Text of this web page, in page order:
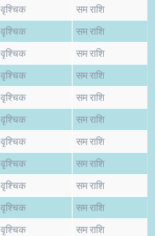
वृश्चिक सम राशि
वृश्चिक सम राशि
वृश्चिक सम राशि
वृश्चिक सम राशि
वृश्चिक सम राशि
वृश्चिक सम राशि
वृश्चिक सम राशि
वृश्चिक सम राशि
वृश्चिक सम राशि
वृश्चिक सम राशि
वृश्चिक सम राशि